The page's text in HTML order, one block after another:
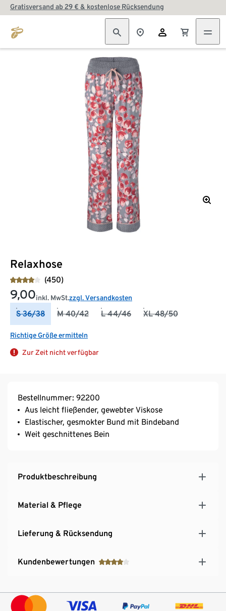
Gratisversand ab 29 € & kostenlose Rücksendung
Relaxhose
(450)
9,00inkl. MwSt.zzgl. Versandkosten
S 36/38 M 40/42 L 44/46 XL 48/50
Richtige Größe ermitteln
Zur Zeit nicht verfügbar
Bestellnummer: 92200
Aus leicht fließender, gewebter Viskose
Elastischer, gesmokter Bund mit Bindeband
Weit geschnittenes Bein
Produktbeschreibung
Material & Pflege
Lieferung & Rücksendung
Kundenbewertungen